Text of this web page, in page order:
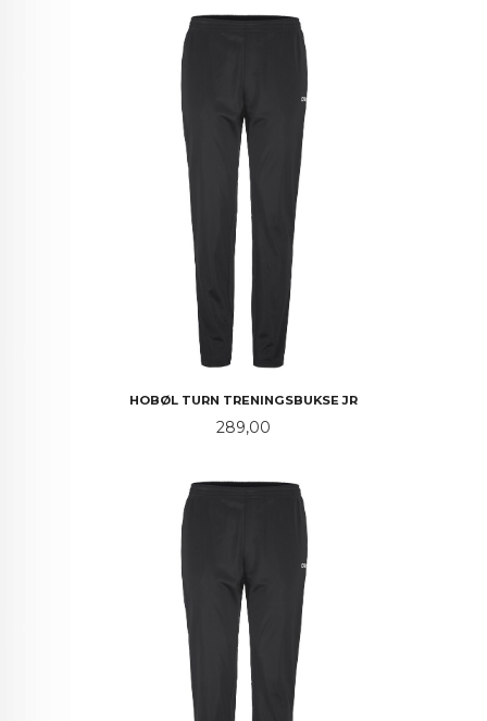
HOBØL TURN TRENINGSBUKSE JR
Pris
289,00